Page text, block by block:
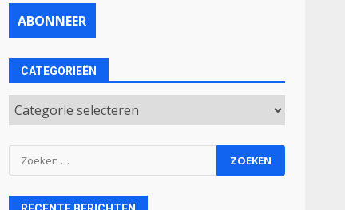
CATEGORIEËN
Categorieën
Zoeken
naar: